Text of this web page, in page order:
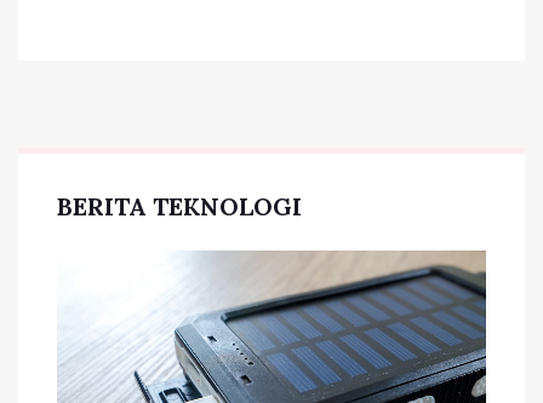
BERITA TEKNOLOGI